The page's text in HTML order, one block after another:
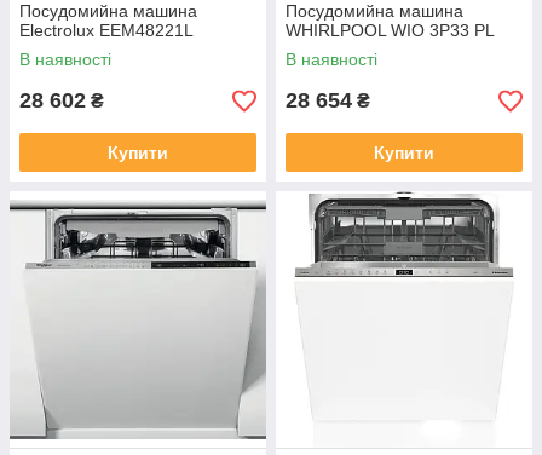
Посудомийна машина
Electrolux EEM48221L
В наявності
28 602 ₴
Купити
Посудомийна машина
WHIRLPOOL WIO 3P33 PL
В наявності
28 654 ₴
Купити